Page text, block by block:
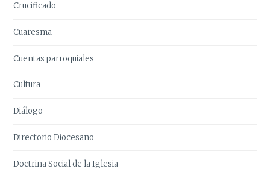
Crucificado
Cuaresma
Cuentas parroquiales
Cultura
Diálogo
Directorio Diocesano
Doctrina Social de la Iglesia